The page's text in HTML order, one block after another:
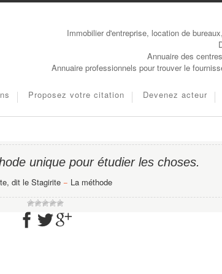
Immobilier d'entreprise, location de
Annuaire des
Annuaire professionnels pour trouver le
Proposez votre citation Devenez acteur
unique pour étudier les choses.
dit le Stagirite− La méthode